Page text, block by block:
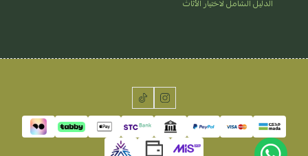
الدليل الشامل لاختيار الأثاث